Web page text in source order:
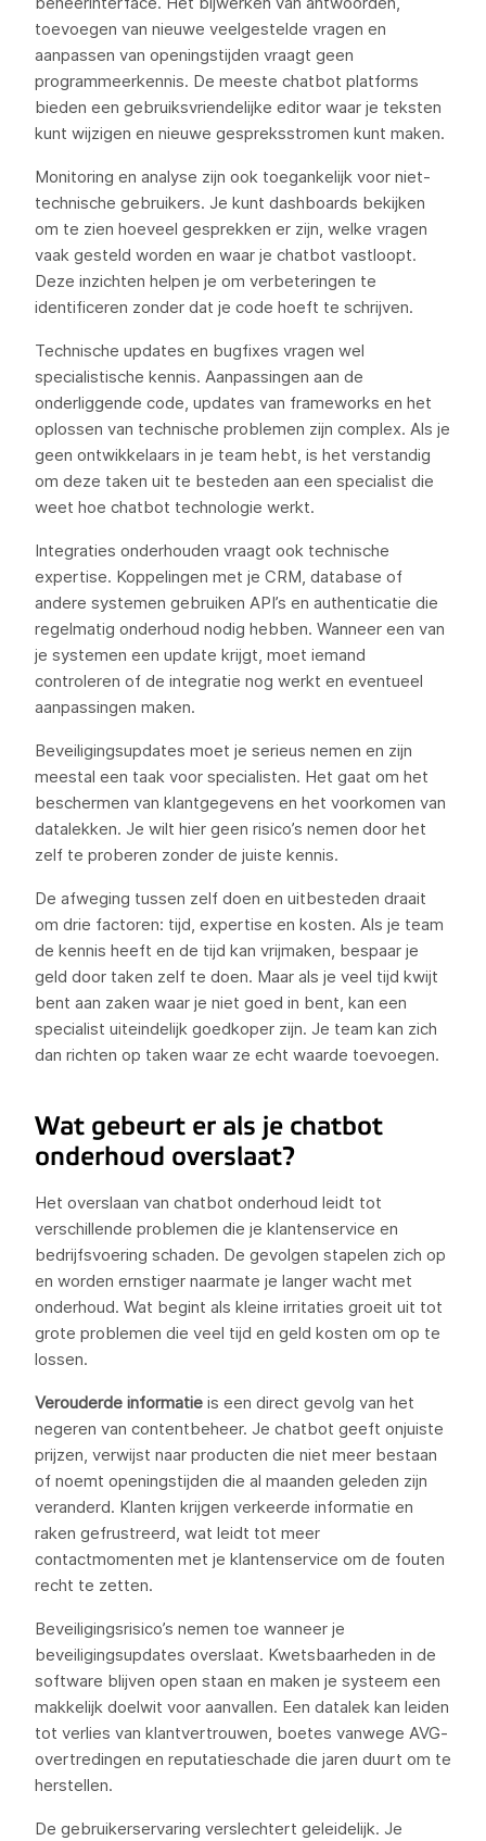
toevoegen van nieuwe veelgestelde vragen en
aanpassen van openingstijden vraagt geen
programmeerkennis. De meeste chatbot platforms
bieden een gebruiksvriendelijke editor waar je teksten
kunt wijzigen en nieuwe gespreksstromen kunt maken.
Monitoring en analyse zijn ook toegankelijk voor niet-
technische gebruikers. Je kunt dashboards bekijken
om te zien hoeveel gesprekken er zijn, welke vragen
vaak gesteld worden en waar je chatbot vastloopt.
Deze inzichten helpen je om verbeteringen te
identificeren zonder dat je code hoeft te schrijven.
Technische updates en bugfixes vragen wel
specialistische kennis. Aanpassingen aan de
onderliggende code, updates van frameworks en het
oplossen van technische problemen zijn complex. Als je
geen ontwikkelaars in je team hebt, is het verstandig
om deze taken uit te besteden aan een specialist die
weet hoe chatbot technologie werkt.
Integraties onderhouden vraagt ook technische
expertise. Koppelingen met je CRM, database of
andere systemen gebruiken API’s en authenticatie die
regelmatig onderhoud nodig hebben. Wanneer een van
je systemen een update krijgt, moet iemand
controleren of de integratie nog werkt en eventueel
aanpassingen maken.
Beveiligingsupdates moet je serieus nemen en zijn
meestal een taak voor specialisten. Het gaat om het
beschermen van klantgegevens en het voorkomen van
datalekken. Je wilt hier geen risico’s nemen door het
zelf te proberen zonder de juiste kennis.
De afweging tussen zelf doen en uitbesteden draait
om drie factoren: tijd, expertise en kosten. Als je team
de kennis heeft en de tijd kan vrijmaken, bespaar je
geld door taken zelf te doen. Maar als je veel tijd kwijt
bent aan zaken waar je niet goed in bent, kan een
specialist uiteindelijk goedkoper zijn. Je team kan zich
dan richten op taken waar ze echt waarde toevoegen.
Wat gebeurt er als je chatbot
onderhoud overslaat?
Het overslaan van chatbot onderhoud leidt tot
verschillende problemen die je klantenservice en
bedrijfsvoering schaden. De gevolgen stapelen zich op
en worden ernstiger naarmate je langer wacht met
onderhoud. Wat begint als kleine irritaties groeit uit tot
grote problemen die veel tijd en geld kosten om op te
lossen.
Verouderde informatie is een direct gevolg van het
negeren van contentbeheer. Je chatbot geeft onjuiste
prijzen, verwijst naar producten die niet meer bestaan
of noemt openingstijden die al maanden geleden zijn
veranderd. Klanten krijgen verkeerde informatie en
raken gefrustreerd, wat leidt tot meer
contactmomenten met je klantenservice om de fouten
recht te zetten.
Beveiligingsrisico’s nemen toe wanneer je
beveiligingsupdates overslaat. Kwetsbaarheden in de
software blijven open staan en maken je systeem een
makkelijk doelwit voor aanvallen. Een datalek kan leiden
tot verlies van klantvertrouwen, boetes vanwege AVG-
overtredingen en reputatieschade die jaren duurt om te
herstellen.
De gebruikerservaring verslechtert geleidelijk. Je